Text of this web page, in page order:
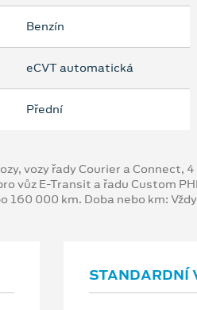
Benzín
eCVT automatická
Přední
vozy řady Courier a Connect,
vůz E-Transit a řadu Custom
000 km. Doba nebo km:
STANDARDNÍ